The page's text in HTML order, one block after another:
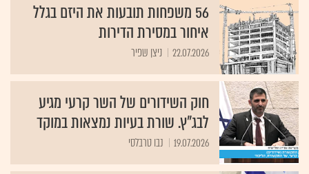
56 משפחות תובעות את היזם בגלל
איחור במסירת הדירות
22.07.2026 ניצן שפיר
חוק השידורים של השר קרעי מגיע
לבג"ץ. שורת בעיות נמצאות במוקד
19.07.2026 נבו טרבלסי